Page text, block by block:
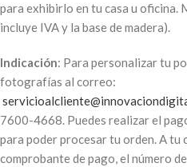
para exhibirlo en tu casa u oficina.
incluye IVA y la base de madera).
Indicación: Para personalizar tu
fotografías al correo:
7600-4668. Puedes realizar el
para poder procesar tu orden. A tu
comprobante de pago, el número